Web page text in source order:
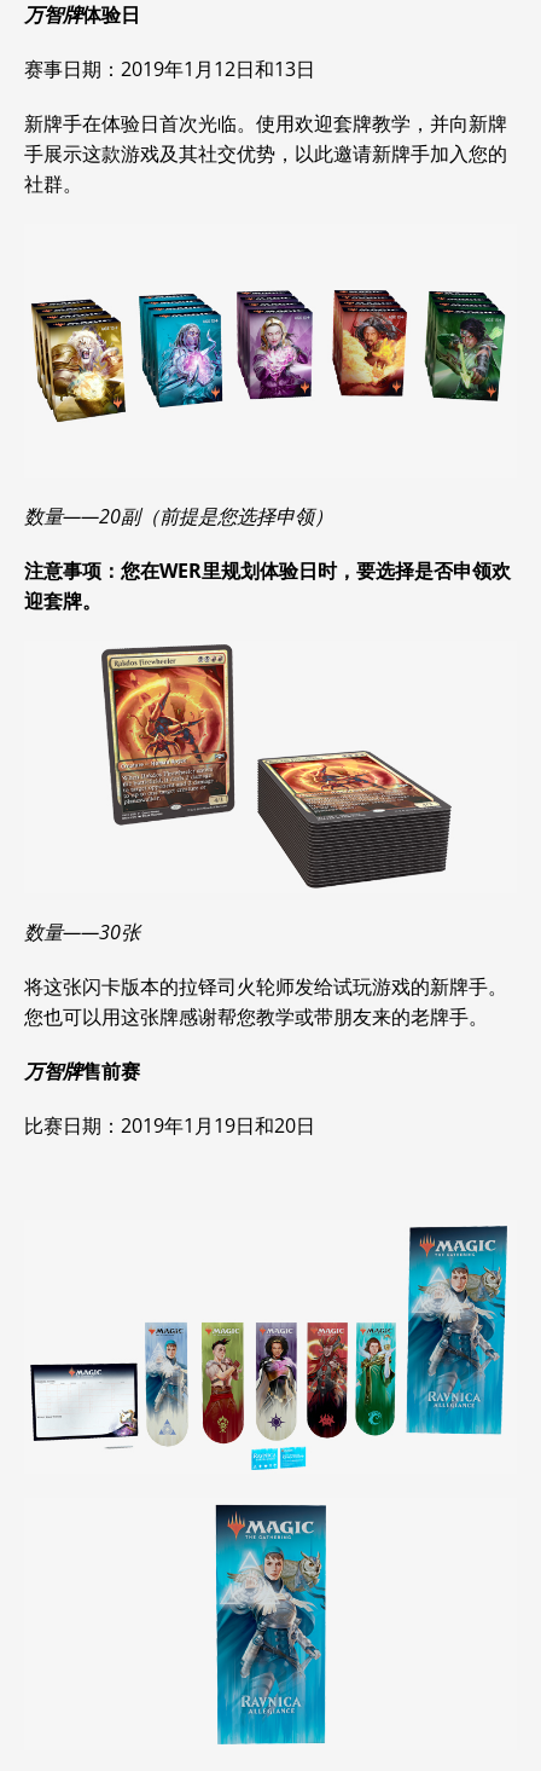
万智牌体验日
赛事日期：2019年1月12日和13日
新牌手在体验日首次光临。使用欢迎套牌教学，并向新牌
手展示这款游戏及其社交优势，以此邀请新牌手加入您的
社群。
数量——20副（前提是您选择申领）
注意事项：您在WER里规划体验日时，要选择是否申领欢
迎套牌。
数量——30张
将这张闪卡版本的拉铎司火轮师发给试玩游戏的新牌手。
您也可以用这张牌感谢帮您教学或带朋友来的老牌手。
万智牌售前赛
比赛日期：2019年1月19日和20日